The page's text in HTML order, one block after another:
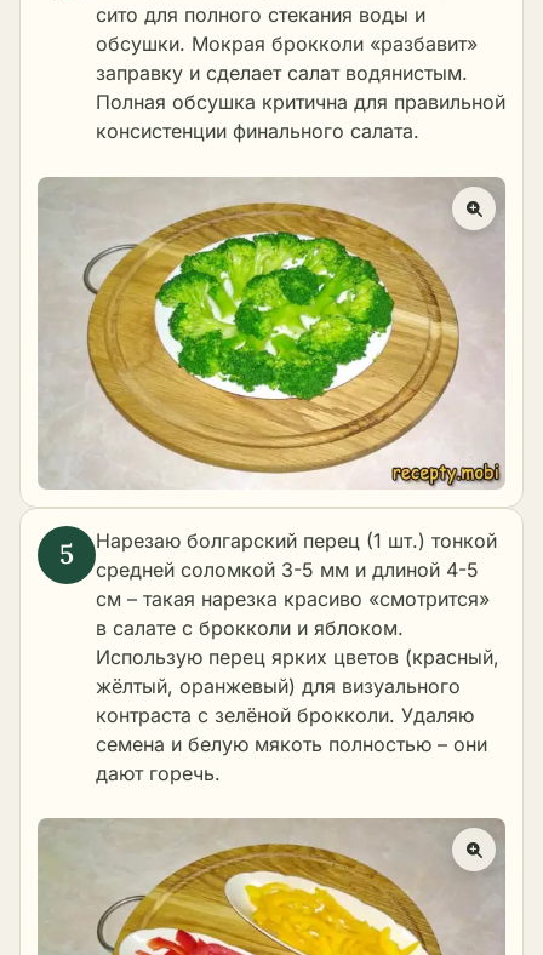
сито для полного стекания воды и
обсушки. Мокрая брокколи «разбавит»
заправку и сделает салат водянистым.
Полная обсушка критична для правильной
консистенции финального салата.
Нарезаю болгарский перец (1 шт.) тонкой
средней соломкой 3-5 мм и длиной 4-5
см – такая нарезка красиво «смотрится»
в салате с брокколи и яблоком.
Использую перец ярких цветов (красный,
жёлтый, оранжевый) для визуального
контраста с зелёной брокколи. Удаляю
семена и белую мякоть полностью – они
дают горечь.